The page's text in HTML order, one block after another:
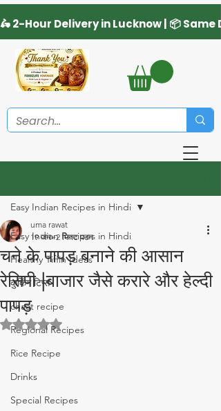
Easy Indian Recipes in Hindi
Healthy Tiffin Ideas
कुकिंग टिप्स
chaat recipe
Regional Recipes
Rice Recipe
Drinks
Special Recipes
Easy Indian Recipes in Hindi
चने के पापड़ बनाने की आसान
रेसिपी |बाजार जैसे करारे और हेल्दी
पापड़
uma rawat
19 जन॰ 2 मिनट पठन
5 स्टार में से NaN रेटिंग दी गई।